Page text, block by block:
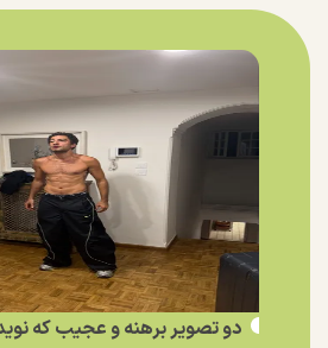
دو تصویر برهنه و عجیب که